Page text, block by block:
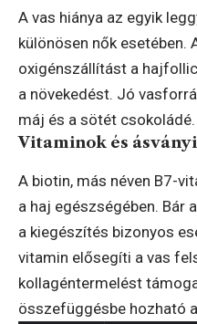
A vas hiánya az egyik
különösen nők esetében.
oxigénszállítást a
a növekedést. Jó
máj és a sötét csokoládé.
Vitaminok és
A biotin, más néven B7-
a haj egészségében. Bár
a kiegészítés bizonyos
vitamin elősegíti a vas
kollagéntermelést
összefüggésbe hozható